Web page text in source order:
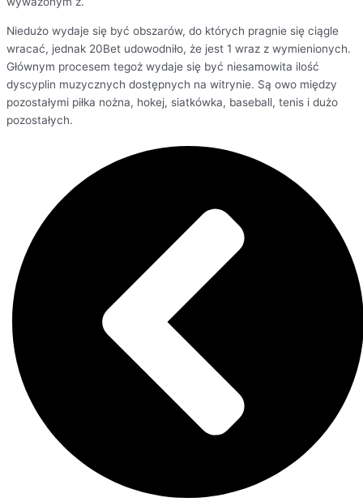
Niedużo wydaje się być obszarów, do których pragnie się ciągle
wracać, jednak 20Bet udowodniło, że jest 1 wraz z wymienionych.
Głównym procesem tegoż wydaje się być niesamowita ilość
dyscyplin muzycznych dostępnych na witrynie. Są owo między
pozostałymi piłka nożna, hokej, siatkówka, baseball, tenis i dużo
pozostałych.